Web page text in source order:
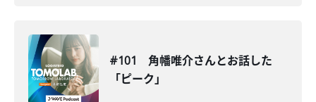
#101 角幡唯介さんとお話した
「ピーク」